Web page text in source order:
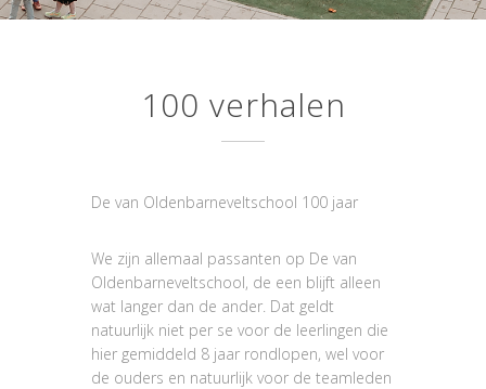
100 verhalen
De van Oldenbarneveltschool 100 jaar
We zijn allemaal passanten op De van
Oldenbarneveltschool, de een blijft alleen
wat langer dan de ander. Dat geldt
natuurlijk niet per se voor de leerlingen die
hier gemiddeld 8 jaar rondlopen, wel voor
de ouders en natuurlijk voor de teamleden